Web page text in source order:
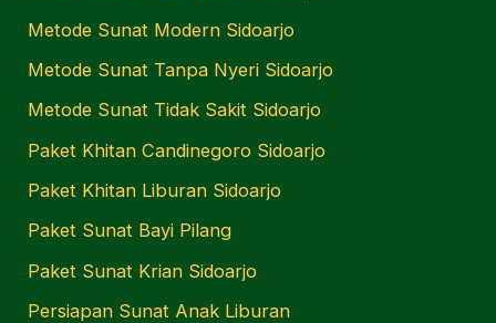
Metode Sunat Modern Sidoarjo
Metode Sunat Tanpa Nyeri Sidoarjo
Metode Sunat Tidak Sakit Sidoarjo
Paket Khitan Candinegoro Sidoarjo
Paket Khitan Liburan Sidoarjo
Paket Sunat Bayi Pilang
Paket Sunat Krian Sidoarjo
Persiapan Sunat Anak Liburan